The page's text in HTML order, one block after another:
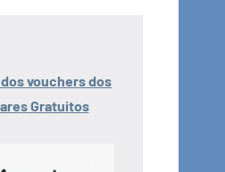
vouchers dos
Gratuitos